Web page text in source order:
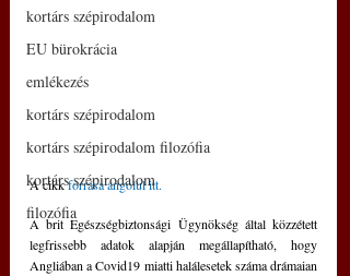
kortárs szépirodalom
EU bürokrácia
emlékezés
kortárs szépirodalom
kortárs szépirodalom filozófia
kortárs szépirodalom
filozófia
A cikk forrása angolul itt.
A brit Egészségbiztonsági Ügynökség által közzétett
legfrissebb adatok alapján megállapítható, hogy
Angliában a Covid19 miatti halálesetek száma drámaian